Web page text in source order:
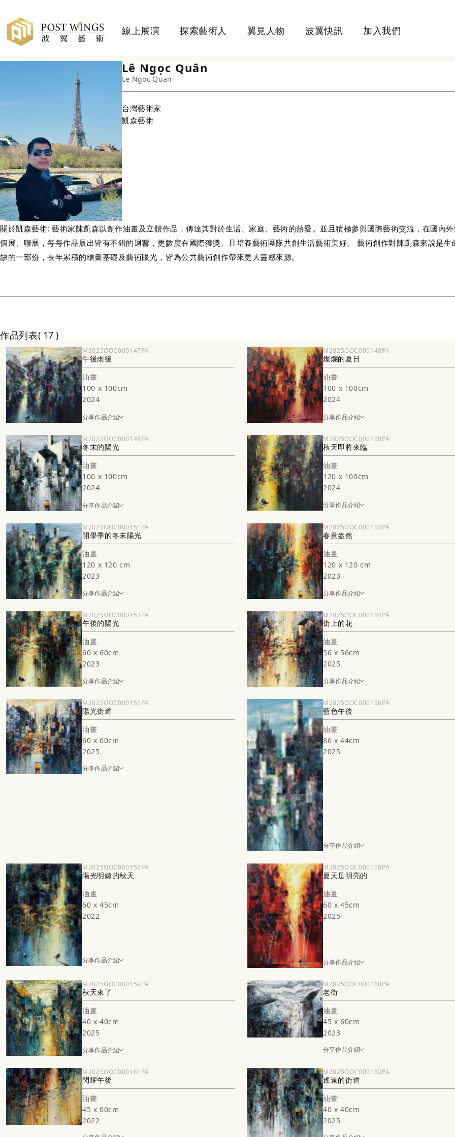
線上展演 探索藝術人 翼見人物 波翼快訊 加入我們
Lê Ngọc Quân
Le Ngoc Quan
台灣藝術家
凱森藝術
關於凱森藝術: 藝術家陳凱森以創作油畫及立體作品，傳達其對於生活、家庭、藝術的熱愛。並且積極參與國際藝術交流，在國內
個展、聯展，每每作品展出皆有不錯的迴響，更數度在國際獲獎、且培養藝術團隊共創生活藝術美好。 藝術創作對陳凱森來說是生
缺的一部份，長年累積的繪畫基礎及藝術眼光，皆為公共藝術創作帶來更大靈感來源。
作品列表 17
M2025OOC000147PA
午後雨後
油畫
100 x 100cm
2024
分享作品介紹
M2025OOC000148PA
燦爛的夏日
油畫
100 x 100cm
2024
分享作品介紹
M2025OOC000149PA
冬末的陽光
油畫
100 x 100cm
2024
分享作品介紹
M2025OOC000150PA
秋天即將來臨
油畫
120 x 100cm
2024
分享作品介紹
M2025OOC000151PA
開學季的冬末陽光
油畫
120 x 120 cm
2023
分享作品介紹
M2025OOC000152PA
春意盎然
油畫
120 x 120 cm
2023
分享作品介紹
M2025OOC000153PA
午後的陽光
油畫
60 x 60cm
2023
分享作品介紹
M2025OOC000154PA
街上的花
油畫
56 x 56cm
2025
分享作品介紹
M2025OOC000155PA
陽光街道
油畫
60 x 60cm
2025
分享作品介紹
M2025OOC000156PA
藍色午後
油畫
86 x 44cm
2025
分享作品介紹
M2025OOC000157PA
陽光明媚的秋天
油畫
60 x 45cm
2022
分享作品介紹
M2025OOC000158PA
夏天是明亮的
油畫
60 x 45cm
2025
分享作品介紹
M2025OOC000159PA
秋天來了
油畫
40 x 40cm
2025
分享作品介紹
M2025OOC000160PA
老街
油畫
45 x 60cm
2023
分享作品介紹
M2025OOC000161PA
閃耀午後
油畫
45 x 60cm
2022
M2025OOC000162PA
遙遠的街道
油畫
40 x 40cm
2025